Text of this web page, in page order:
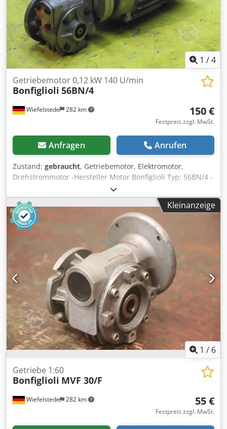
1 /4
Wiefelstede 282 km
Getriebemotor 0,12 kW 140 U/min
Bonfiglioli 56BN/4
150 €
Festpreis zzgl. MwSt.
Anfragen Anrufen
Zustand: gebraucht, Getriebemotor, Elektromotor,
Drehstrommotor -Hersteller Motor Bonfiglioli Typ: 56BN/4 -
Hersteller Getriebe Bonfiglioli Typ: -Leistung: 0,12 kW -
Bauform: B5 Winkel -Anzahl: 1x vorhanden -Gewicht: 5 kg
Cjdpfeckd E Njx Alcsha
Kleinanzeige
1 / 6
Wiefelstede 282 km
Getriebe 1:60
Bonfiglioli MVF 30/F
55 €
Festpreis zzgl. MwSt.